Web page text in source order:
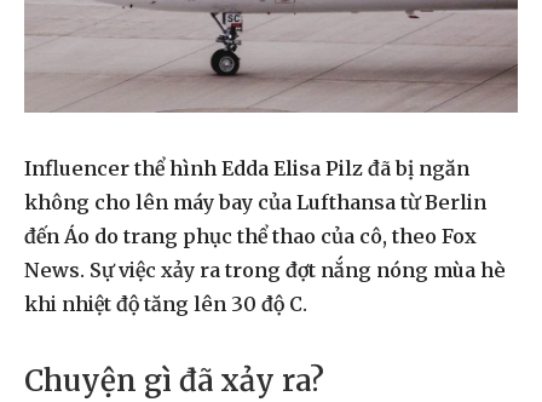
Influencer thể hình Edda Elisa Pilz đã bị ngăn
không cho lên máy bay của Lufthansa từ Berlin
đến Áo do trang phục thể thao của cô, theo Fox
News. Sự việc xảy ra trong đợt nắng nóng mùa hè
khi nhiệt độ tăng lên 30 độ C.
Chuyện gì đã xảy ra?